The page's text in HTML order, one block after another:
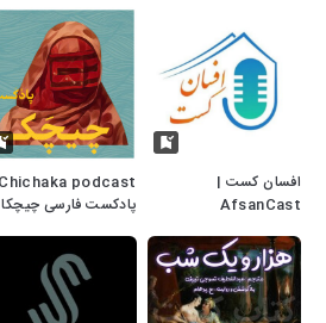
افسان کست |
AfsanCast
پادکست فارسی چیچکا